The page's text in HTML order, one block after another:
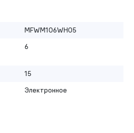
MFWM106WH05
6
15
Электронное